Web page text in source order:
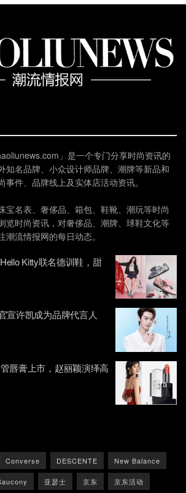
」是一个专门分享时尚资讯的
知名品牌、小众设计师品牌、潮牌等新品和
件、品牌线上及实体店活动资讯。
宝名表、奢侈品、箱包、鞋靴、潮玩等时尚
览时尚资讯，对奢侈品、潮牌、球鞋文化等
流情报网的每日动态。
Kitty联名德训鞋，甜
宣许凯成为品牌代言人
唇膏上市，赵丽颖演绎高
Converse DESCENTE New Balance
亚瑟士 京东 京东活动